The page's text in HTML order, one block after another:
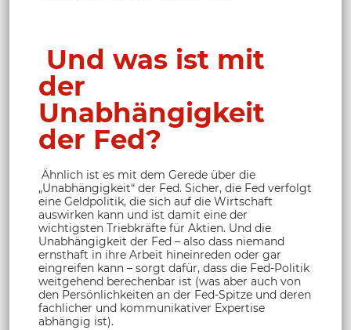
Und was ist mit
der
Unabhängigkeit
der Fed?
Ähnlich ist es mit dem Gerede über die
„Unabhängigkeit“ der Fed. Sicher, die Fed verfolgt
eine Geldpolitik, die sich auf die Wirtschaft
auswirken kann und ist damit eine der
wichtigsten Triebkräfte für Aktien. Und die
Unabhängigkeit der Fed – also dass niemand
ernsthaft in ihre Arbeit hineinreden oder gar
eingreifen kann – sorgt dafür, dass die Fed-Politik
weitgehend berechenbar ist (was aber auch von
den Persönlichkeiten an der Fed-Spitze und deren
fachlicher und kommunikativer Expertise
abhängig ist).